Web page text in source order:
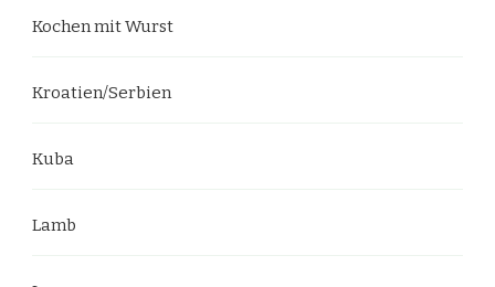
Kochen mit Wurst
Kroatien/Serbien
Kuba
Lamb